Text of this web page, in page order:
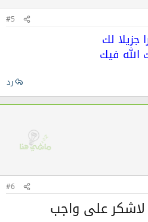
#5
جزيلا لك
الله فيك
رد
#6
لاشكر على واجب